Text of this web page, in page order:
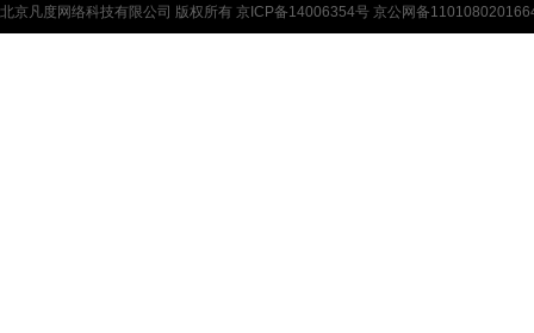
北京凡度网络科技有限公司 版权所有 京ICP备14006354号 京公网备